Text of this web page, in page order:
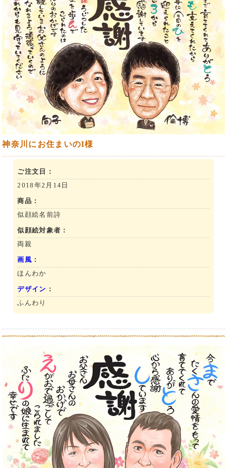
神奈川にお住まいのI様
ご注文日：
2018年2月14日
商品：
似顔絵名前詩
似顔絵対象者：
両親
画風 ：
ほんわか
デザイン ：
ふんわり